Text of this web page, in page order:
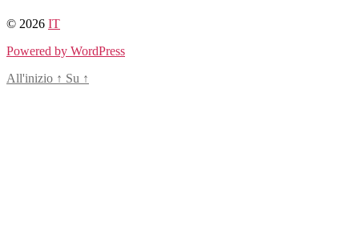
© 2026 IT
Powered by WordPress
All'inizio ↑ Su ↑